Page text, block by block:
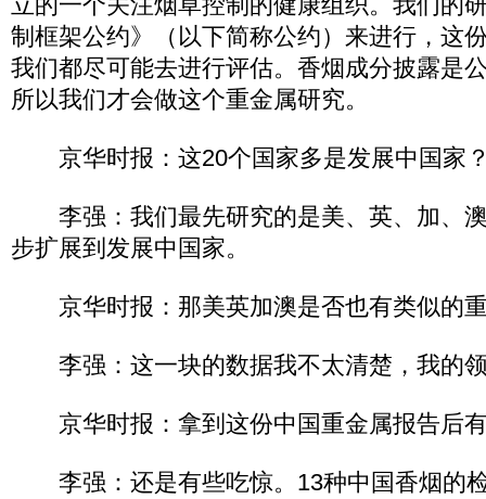
制框架公约》（以下简称公约）来进行，这
我们都尽可能去进行评估。香烟成分披露是
所以我们才会做这个重金属研究。
京华时报：这20个国家多是发展中国家
李强：我们最先研究的是美、英、加、
步扩展到发展中国家。
京华时报：那美英加澳是否也有类似的
李强：这一块的数据我不太清楚，我的
京华时报：拿到这份中国重金属报告后
李强：还是有些吃惊。13种中国香烟的